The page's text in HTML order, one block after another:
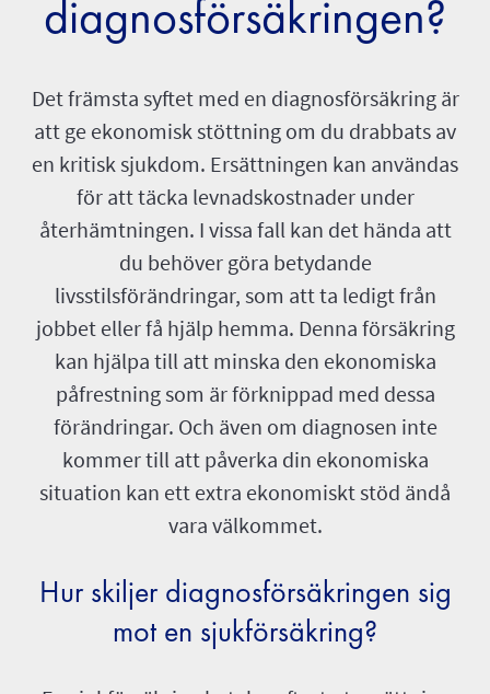
diagnosförsäkringen?
Det främsta syftet med en diagnosförsäkring är
att ge ekonomisk stöttning om du drabbats av
en kritisk sjukdom. Ersättningen kan användas
för att täcka levnadskostnader under
återhämtningen. I vissa fall kan det hända att
du behöver göra betydande
livsstilsförändringar, som att ta ledigt från
jobbet eller få hjälp hemma. Denna försäkring
kan hjälpa till att minska den ekonomiska
påfrestning som är förknippad med dessa
förändringar. Och även om diagnosen inte
kommer till att påverka din ekonomiska
situation kan ett extra ekonomiskt stöd ändå
vara välkommet.
Hur skiljer diagnosförsäkringen sig
mot en sjukförsäkring?